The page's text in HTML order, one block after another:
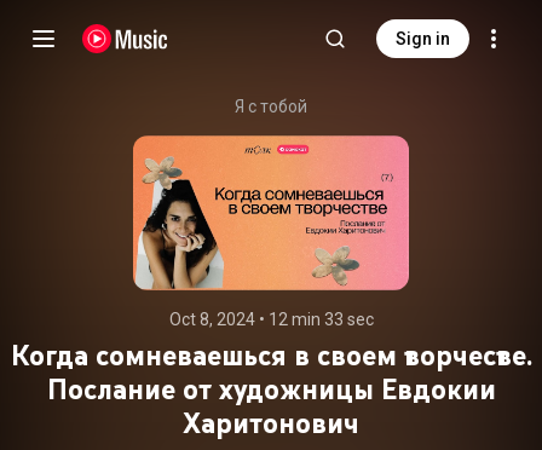
Sign in
Я с тобой
Oct 8, 2024 • 12 min 33 sec
Когда сомневаешься в своем творчестве.
Послание от художницы Евдокии
Харитонович